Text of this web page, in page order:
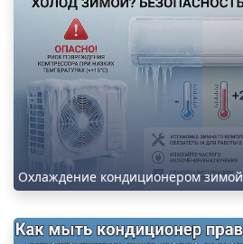
Охлаждение кондиционером зимой